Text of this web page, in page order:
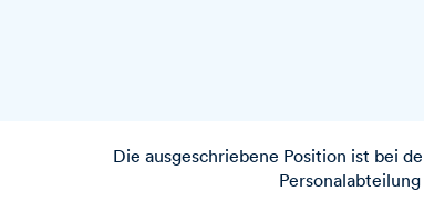
Die ausgeschriebene Position ist bei